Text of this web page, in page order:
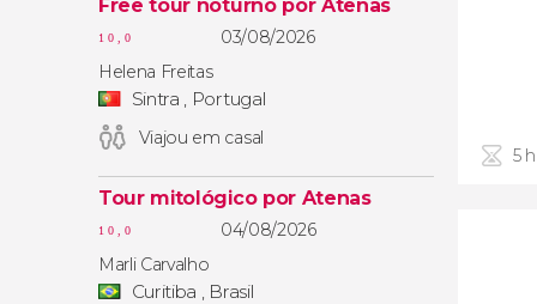
Free tour noturno por Atenas
10,0
03/08/2026
Helena Freitas
Sintra , Portugal
Viajou em casal
Tour mitológico por Atenas
10,0
04/08/2026
Marli Carvalho
Curitiba , Brasil
5